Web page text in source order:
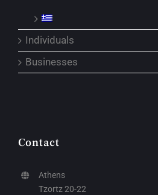
Individuals
Businesses
Contact
Athens
Tzortz 20-22